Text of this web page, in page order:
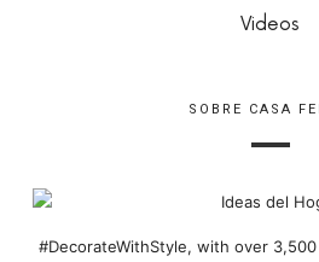
Videos
SOBRE CASA
#DecorateWithStyle, with over